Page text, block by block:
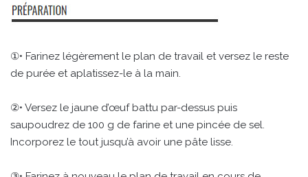
①• Farinez légèrement le plan de travail et versez le reste
de purée et aplatissez-le à la main.
②• Versez le jaune d’œuf battu par-dessus puis
saupoudrez de 100 g de farine et une pincée de sel.
Incorporez le tout jusqu’à avoir une pâte lisse.